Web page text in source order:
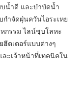
น้ำดี และบำบัดน้ำ
ำจัดฝุ่นควันไอระเหย
กรรม ไลน์ชุบโลหะ
ฮีตเตอร์แบบต่างๆ
ะเจ้าหน้าที่เทคนิคใน